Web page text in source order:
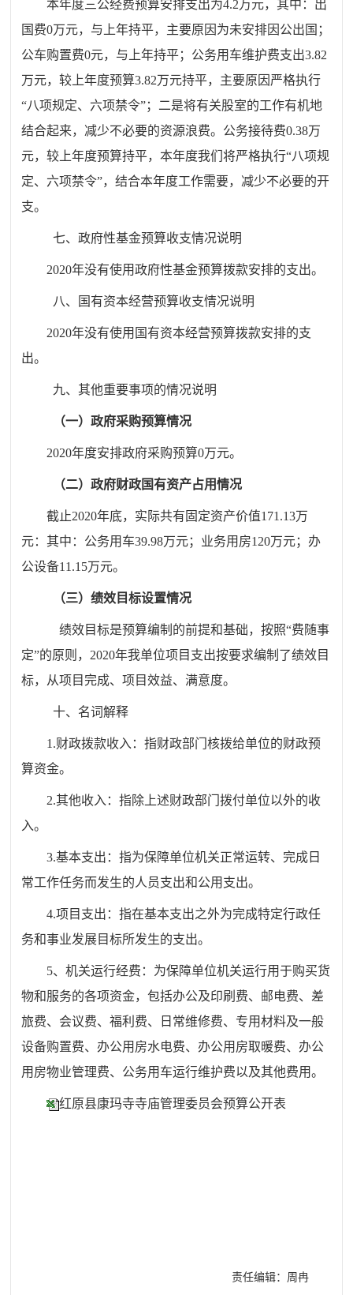
本年度三公经费预算安排支出为4.2万元，其中：出
国费0万元，与上年持平，主要原因为未安排因公出国；
公车购置费0元，与上年持平；公务用车维护费支出3.82
万元，较上年度预算3.82万元持平，主要原因严格执行
“八项规定、六项禁令”；二是将有关股室的工作有机地
结合起来，减少不必要的资源浪费。公务接待费0.38万
元，较上年度预算持平，本年度我们将严格执行“八项规
定、六项禁令”，结合本年度工作需要，减少不必要的开
支。
七、政府性基金预算收支情况说明
2020年没有使用政府性基金预算拨款安排的支出。
八、国有资本经营预算收支情况说明
2020年没有使用国有资本经营预算拨款安排的支
出。
九、其他重要事项的情况说明
（一）政府采购预算情况
2020年度安排政府采购预算0万元。
（二）政府财政国有资产占用情况
截止2020年底， 实际共有固定资产价值171.13万
元：其中：公务用车39.98万元；业务用房120万元；办
公设备11.15万元。
（三）绩效目标设置情况
绩效目标是预算编制的前提和基础，按照“费随事
定”的原则， 2020年我单位项目支出按要求编制了绩效目
标，从项目完成、项目效益、满意度。
十、名词解释
1.财政拨款收入：指财政部门核拨给单位的财政预
算资金。
2.其他收入：指除上述财政部门拨付单位以外的收
入。
3.基本支出：指为保障单位机关正常运转、完成日
常工作任务而发生的人员支出和公用支出。
4.项目支出：指在基本支出之外为完成特定行政任
务和事业发展目标所发生的支出。
5、机关运行经费：为保障单位机关运行用于购买货
物和服务的各项资金，包括办公及印刷费、邮电费、差
旅费、会议费、福利费、日常维修费、专用材料及一般
设备购置费、办公用房水电费、办公用房取暖费、办公
用房物业管理费、公务用车运行维护费以及其他费用。
红原县康玛寺寺庙管理委员会预算公开表
责任编辑：周冉